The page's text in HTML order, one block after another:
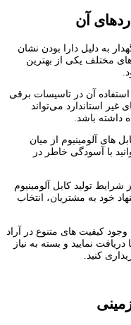
آن
به دلیل دارا بودن نشان
های مختلف یکی از بهترین
استفاده آن در تاسیسات برقی
استاندارد می‌تواند
داشته باشد.
های آلومینیوم از میان
با آسودگی خاطر در
تولید کابل آلومینیوم
خود به مشتریان، انتخاب
کیفیت های متنوع در آراد
نمایید و بسته به نیاز
کنید.